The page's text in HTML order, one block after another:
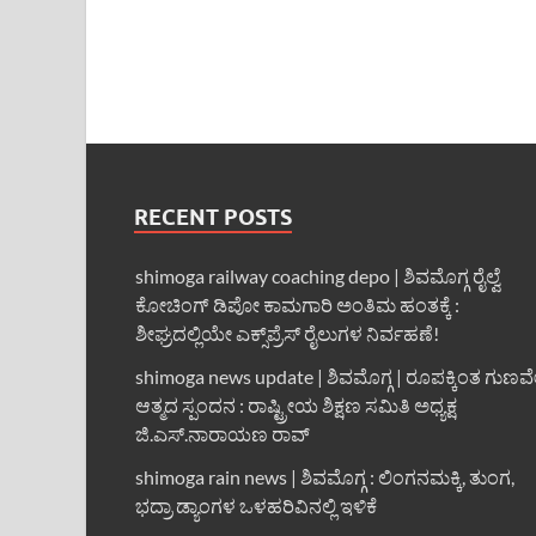
RECENT POSTS
shimoga railway coaching depo | ಶಿವಮೊಗ್ಗ ರೈಲ್ವೆ
ಕೋಚಿಂಗ್ ಡಿಪೋ ಕಾಮಗಾರಿ ಅಂತಿಮ ಹಂತಕ್ಕೆ :
ಶೀಘ್ರದಲ್ಲಿಯೇ ಎಕ್ಸ್‌ಪ್ರೆಸ್ ರೈಲುಗಳ ನಿರ್ವಹಣೆ!
shimoga news update | ಶಿವಮೊಗ್ಗ | ರೂಪಕ್ಕಿಂತ
ಆತ್ಮದ ಸ್ಪಂದನ : ರಾಷ್ಟ್ರೀಯ ಶಿಕ್ಷಣ ಸಮಿತಿ ಅಧ್ಯಕ್ಷ
ಜಿ.ಎಸ್.ನಾರಾಯಣ ರಾವ್
shimoga rain news | ಶಿವಮೊಗ್ಗ : ಲಿಂಗನಮಕ್ಕಿ, ತುಂಗ,
ಭದ್ರಾ ಡ್ಯಾಂಗಳ ಒಳಹರಿವಿನಲ್ಲಿ ಇಳಿಕೆ